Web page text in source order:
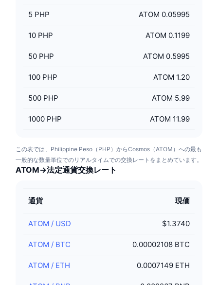
5 PHP ATOM 0.05995
10 PHP ATOM 0.1199
50 PHP ATOM 0.5995
100 PHP ATOM 1.20
500 PHP ATOM 5.99
1000 PHP ATOM 11.99
この表では、Philippine Peso（PHP）からCosmos（ATOM）への最も
一般的な数量単位でのリアルタイムでの交換レートをまとめています。
ATOM→法定通貨交換レート
通貨 現価
ATOM / USD $1.3740
ATOM / BTC 0.00002108 BTC
ATOM / ETH 0.0007149 ETH